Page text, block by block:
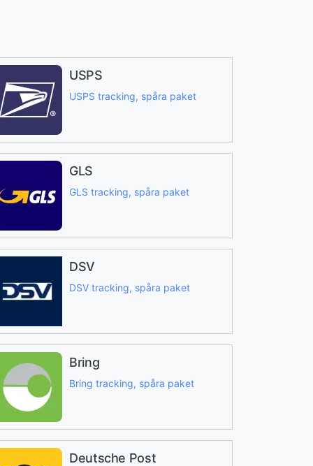
USPS
USPS tracking, spåra paket
GLS
GLS tracking, spåra paket
DSV
DSV tracking, spåra paket
Bring
Bring tracking, spåra paket
Deutsche Post